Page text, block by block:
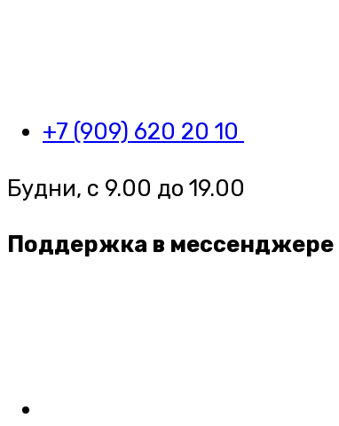
+7 (909) 620 20 10
Будни, с 9.00 до 19.00
Поддержка в мессенджере